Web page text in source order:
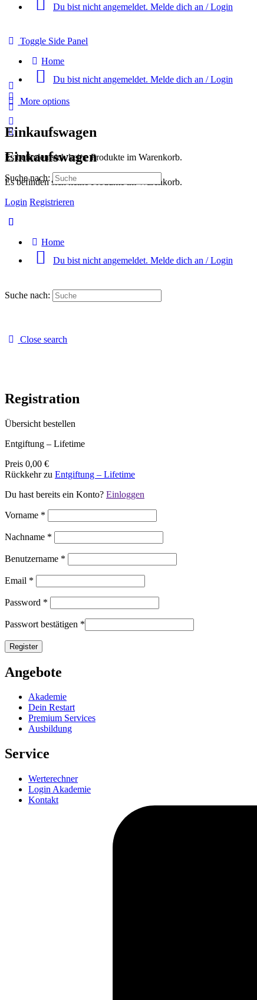
Du bist nicht angemeldet. Melde dich an / Login
Toggle Side Panel
Home
Du bist nicht angemeldet. Melde dich an / Login
More options
Einkaufswagen
Es befinden sich keine Produkte im Warenkorb.
Login Registrieren
Einkaufswagen
Es befinden sich keine Produkte im Warenkorb.
Suche nach:
Home
Du bist nicht angemeldet. Melde dich an / Login
Suche nach:
Close search
Registration
Übersicht bestellen
Entgiftung – Lifetime
Preis 0,00 €
Rückkehr zu Entgiftung – Lifetime
Du hast bereits ein Konto? Einloggen
Vorname *
Nachname *
Benutzername *
Email *
Password *
Passwort bestätigen *
Angebote
Akademie
Dein Restart
Premium Services
Ausbildung
Service
Werterechner
Login Akademie
Kontakt